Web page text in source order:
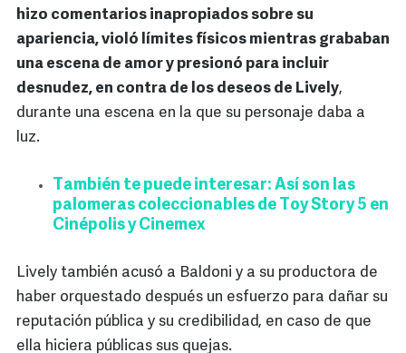
hizo comentarios inapropiados sobre su
apariencia, violó límites físicos mientras grababan
una escena de amor y presionó para incluir
desnudez, en contra de los deseos de Lively,
durante una escena en la que su personaje daba a
luz.
También te puede interesar: Así son las
palomeras coleccionables de Toy Story 5 en
Cinépolis y Cinemex
Lively también acusó a Baldoni y a su productora de
haber orquestado después un esfuerzo para dañar su
reputación pública y su credibilidad, en caso de que
ella hiciera públicas sus quejas.